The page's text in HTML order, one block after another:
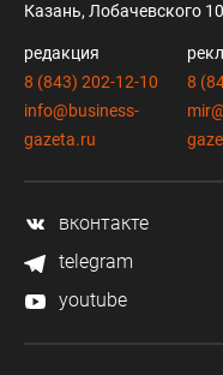
Казань, Лобачевского
редакция
8 (843) 202-12-10
info@business-
gazeta.ru
8
вконтакте
telegram
youtube